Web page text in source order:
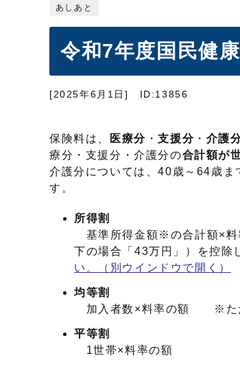
あしあと
令和7年度国民健
[2025年6月1日] ID:13856
保険料は、 医療分 ・支援分 ・ 介護
療分・支援分・介護分の合計額が
介護分については、40歳～64歳ま
す。
所得割
基準所得金額※の合計額×
下の場合「43万円」）を控除
い。
（別ウインドウで開く）
均等割
加入者数×料率の額 ※ただ
平等割
1世帯×料率の額